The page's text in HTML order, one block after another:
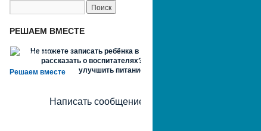
РЕШАЕМ ВМЕСТЕ
Решаем вместе
Не можете записать ребёнка в сад? Хотите
рассказать о воспитателях? Знаете, как
улучшить питание и занятия?
Написать сообщение